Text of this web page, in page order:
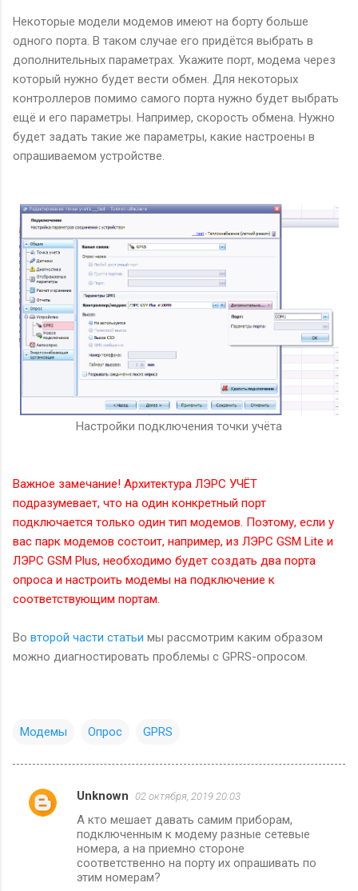
Некоторые модели модемов имеют на борту больше
одного порта. В таком случае его придётся выбрать в
дополнительных параметрах. Укажите порт, модема через
который нужно будет вести обмен. Для некоторых
контроллеров помимо самого порта нужно будет выбрать
ещё и его параметры. Например, скорость обмена. Нужно
будет задать такие же параметры, какие настроены в
опрашиваемом устройстве.
Настройки подключения точки учёта
Важное замечание! Архитектура ЛЭРС УЧЁТ
подразумевает, что на один конкретный порт
подключается только один тип модемов. Поэтому, если у
вас парк модемов состоит, например, из ЛЭРС GSM Lite и
ЛЭРС GSM Plus, необходимо будет создать два порта
опроса и настроить модемы на подключение к
соответствующим портам.
Во второй части статьи мы рассмотрим каким образом
можно диагностировать проблемы с GPRS-опросом.
Модемы Опрос GPRS
К
Unknown 02 октября, 2019 20:03
А кто мешает давать самим приборам,
подключенным к модему разные сетевые
номера, а на приемно стороне
соответственно на порту их опрашивать по
этим номерам?